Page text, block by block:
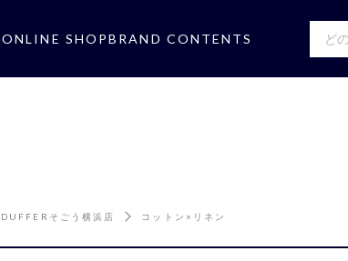
ONLINE SHOPBRAND CONTENTS
DUFFERそごう横浜店 コットン×リネン